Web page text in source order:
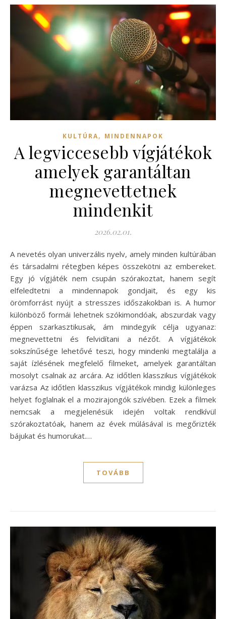
KULTÚRA, MINDENNAPOK
A legviccesebb vígjátékok
amelyek garantáltan
megnevettetnek
mindenkit
2026.02.01.
A nevetés olyan univerzális nyelv, amely minden kultúrában
és társadalmi rétegben képes összekötni az embereket.
Egy jó vígjáték nem csupán szórakoztat, hanem segít
elfeledtetni a mindennapok gondjait, és egy kis
örömforrást nyújt a stresszes időszakokban is. A humor
különböző formái lehetnek szókimondóak, abszurdak vagy
éppen szarkasztikusak, ám mindegyik célja ugyanaz:
megnevettetni és felvidítani a nézőt. A vígjátékok
sokszínűsége lehetővé teszi, hogy mindenki megtalálja a
saját ízlésének megfelelő filmeket, amelyek garantáltan
mosolyt csalnak az arcára. Az időtlen klasszikus vígjátékok
varázsa Az időtlen klasszikus vígjátékok mindig különleges
helyet foglalnak el a mozirajongók szívében. Ezek a filmek
nemcsak a megjelenésük idején voltak rendkívül
szórakoztatóak, hanem az évek múlásával is megőrizték
bájukat és humorukat.…
TOVÁBB